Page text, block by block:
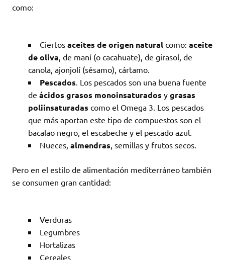
como:
Ciertos aceites de origen natural como: aceite
de oliva , de maní (o cacahuate), de girasol, de
canola, ajonjolí (sésamo), cártamo.
Pescados . Los pescados son una buena fuente
de ácidos grasos monoinsaturados y grasas
poliinsaturadas como el Omega 3. Los pescados
que más aportan este tipo de compuestos son el
bacalao negro, el escabeche y el pescado azul.
Nueces, almendras , semillas y frutos secos.
Pero en el estilo de alimentación mediterráneo también
se consumen gran cantidad:
Verduras
Legumbres
Hortalizas
Cereales